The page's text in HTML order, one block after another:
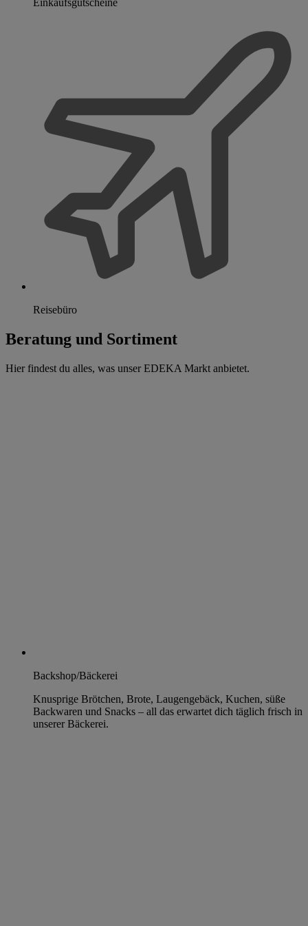
Einkaufsgutscheine
Reisebüro
Beratung und Sortiment
Hier findest du alles, was unser EDEKA Markt anbietet.
Backshop/Bäckerei
Knusprige Brötchen, Brote, Laugengebäck, Kuchen, süße
Backwaren und Snacks – all das erwartet dich täglich frisch in
unserer Bäckerei.